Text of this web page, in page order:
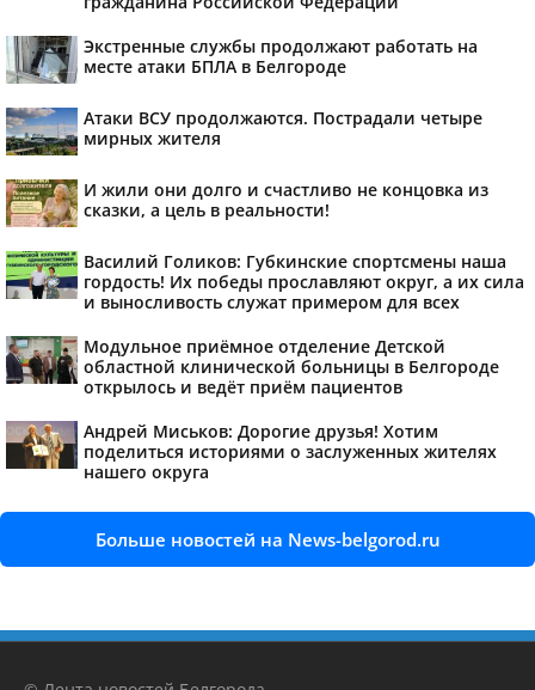
Экстренные службы продолжают работать на
месте атаки БПЛА в Белгороде
Атаки ВСУ продолжаются. Пострадали четыре
мирных жителя
И жили они долго и счастливо не концовка из
сказки, а цель в реальности!
Василий Голиков: Губкинские спортсмены наша
гордость! Их победы прославляют округ, а их сила
и выносливость служат примером для всех
Модульное приёмное отделение Детской
областной клинической больницы в Белгороде
открылось и ведёт приём пациентов
Андрей Миськов: Дорогие друзья! Хотим
поделиться историями о заслуженных жителях
нашего округа
Больше новостей на News-belgorod.ru